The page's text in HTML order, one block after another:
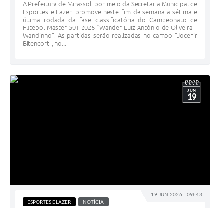
A Prefeitura de Mirassol, por meio da Secretaria Municipal de
Esportes e Lazer, promove neste fim de semana a sétima e
última rodada da fase classificatória do Campeonato de
Futebol Master 50+ 2026 “Wander Luiz Antônio de Oliveira –
Wandinho”. As partidas serão realizadas no campo "Jocenir
Bitencort", no...
19 JUN 2026 - 09h43
JUN
19
ESPORTES E LAZER NOTÍCIA